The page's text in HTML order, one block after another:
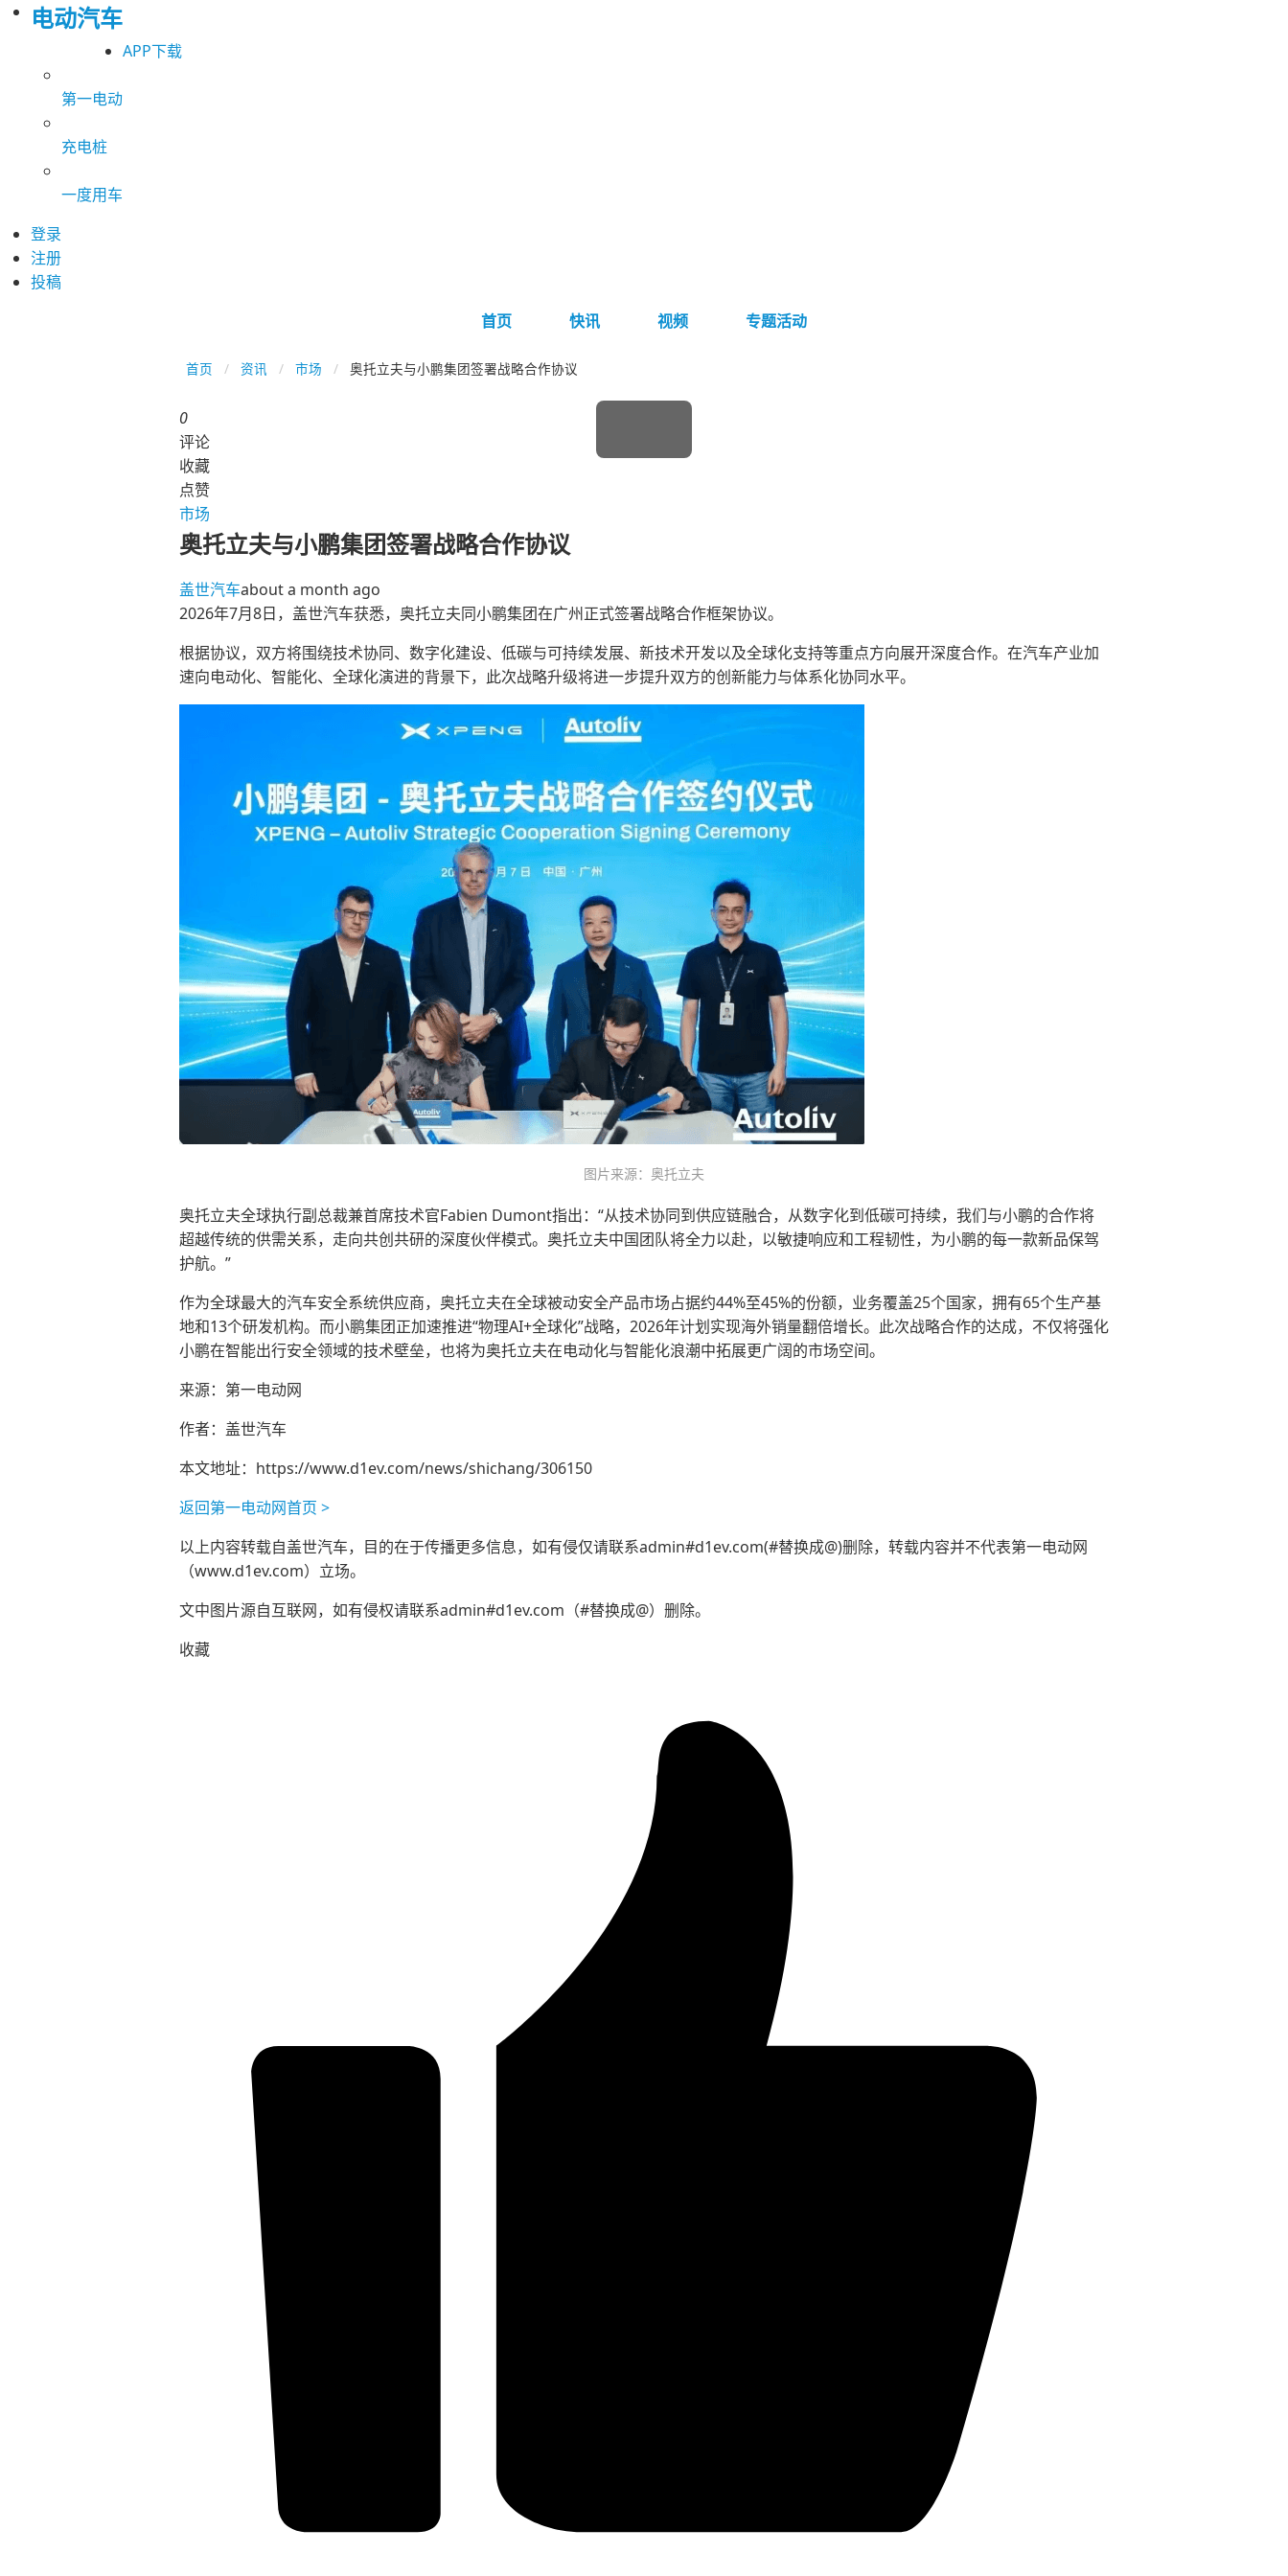
电动汽车
APP下载
第一电动
充电桩
一度用车
登录
注册
投稿
首页
快讯 视频 专题活动
首页 资讯 市场 奥托立夫与小鹏集团签署战略合作协议
0
评论
收藏
点赞
市场
奥托立夫与小鹏集团签署战略合作协议
盖世汽车about a month ago
2026年7月8日，盖世汽车获悉，奥托立夫同小鹏集团在广州正式签署战略合作框架协议。
根据协议，双方将围绕技术协同、数字化建设、低碳与可持续发展、新技术开发以及全球化支持等重点方向展开深度合作。在汽车产业加
速向电动化、智能化、全球化演进的背景下，此次战略升级将进一步提升双方的创新能力与体系化协同水平。
图片来源：奥托立夫
奥托立夫全球执行副总裁兼首席技术官Fabien Dumont指出：“从技术协同到供应链融合，从数字化到低碳可持续，我们与小鹏的合作将
超越传统的供需关系，走向共创共研的深度伙伴模式。奥托立夫中国团队将全力以赴，以敏捷响应和工程韧性，为小鹏的每一款新品保驾
护航。”
作为全球最大的汽车安全系统供应商，奥托立夫在全球被动安全产品市场占据约44%至45%的份额，业务覆盖25个国家，拥有65个生产基
地和13个研发机构。而小鹏集团正加速推进“物理AI+全球化”战略，2026年计划实现海外销量翻倍增长。此次战略合作的达成，不仅将强化
小鹏在智能出行安全领域的技术壁垒，也将为奥托立夫在电动化与智能化浪潮中拓展更广阔的市场空间。
来源：第一电动网
作者：盖世汽车
本文地址： https://www.d1ev.com/news/shichang/306150
返回第一电动网首页 >
以上内容转载自盖世汽车，目的在于传播更多信息，如有侵仅请联系admin#d1ev.com(#替换成@)删除，转载内容并不代表第一电动网
（www.d1ev.com）立场。
文中图片源自互联网，如有侵权请联系admin#d1ev.com（#替换成@）删除。
收藏